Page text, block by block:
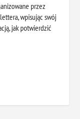
przez
wpisując swój
jak potwierdzić